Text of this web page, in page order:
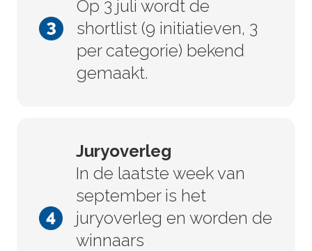
Op 3 juli wordt de
shortlist (9 initiatieven, 3
per categorie) bekend
gemaakt.
Juryoverleg
In de laatste week van
september is het
juryoverleg en worden de
winnaars